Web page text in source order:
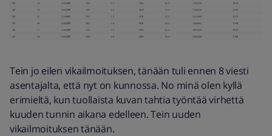
Tein jo eilen vikailmoituksen, tänään tuli ennen 8 viesti
asentajalta, että nyt on kunnossa. No minä olen kyllä
erimieltä, kun tuollaista kuvan tahtia työntää virhettä
kuuden tunnin aikana edelleen. Tein uuden
vikailmoituksen tänään.